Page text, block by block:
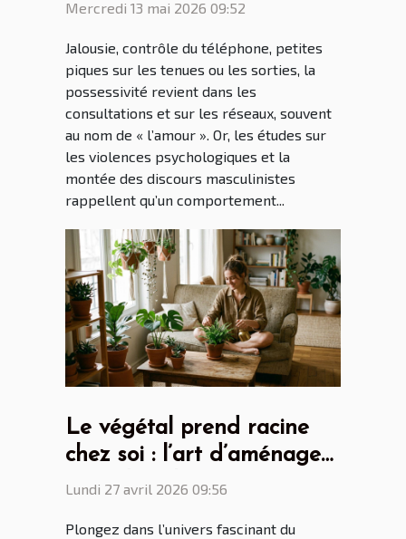
Mercredi 13 mai 2026 09:52
Jalousie, contrôle du téléphone, petites
piques sur les tenues ou les sorties, la
possessivité revient dans les
consultations et sur les réseaux, souvent
au nom de « l’amour ». Or, les études sur
les violences psychologiques et la
montée des discours masculinistes
rappellent qu’un comportement...
Le végétal prend racine
chez soi : l’art d’aménager
avec des plantes
Lundi 27 avril 2026 09:56
Plongez dans l’univers fascinant du